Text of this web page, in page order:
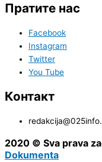
Пратите нас
Facebook
Instagram
Twitter
You Tube
Контакт
2020 © Sva prava
Dokumenta